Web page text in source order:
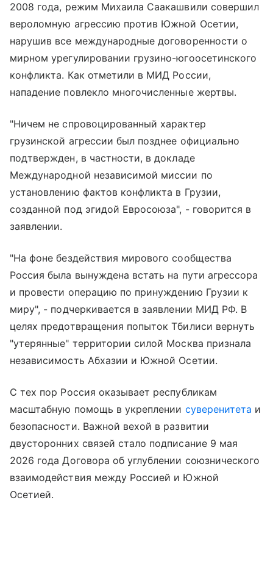
2008 года, режим Михаила Саакашвили совершил
вероломную агрессию против Южной Осетии,
нарушив все международные договоренности о
мирном урегулировании грузино-югоосетинского
конфликта. Как отметили в МИД России,
нападение повлекло многочисленные жертвы.
"Ничем не спровоцированный характер
грузинской агрессии был позднее официально
подтвержден, в частности, в докладе
Международной независимой миссии по
установлению фактов конфликта в Грузии,
созданной под эгидой Евросоюза", - говорится в
заявлении.
"На фоне бездействия мирового сообщества
Россия была вынуждена встать на пути агрессора
и провести операцию по принуждению Грузии к
миру", - подчеркивается в заявлении МИД РФ. В
целях предотвращения попыток Тбилиси вернуть
"утерянные" территории силой Москва признала
независимость Абхазии и Южной Осетии.
С тех пор Россия оказывает республикам
масштабную помощь в укреплении суверенитета и
безопасности. Важной вехой в развитии
двусторонних связей стало подписание 9 мая
2026 года Договора об углублении союзнического
взаимодействия между Россией и Южной
Осетией.